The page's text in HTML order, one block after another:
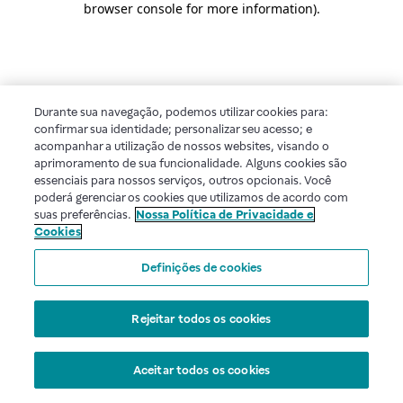
browser console for more information).
Durante sua navegação, podemos utilizar cookies para:
confirmar sua identidade; personalizar seu acesso; e
acompanhar a utilização de nossos websites, visando o
aprimoramento de sua funcionalidade. Alguns cookies são
essenciais para nossos serviços, outros opcionais. Você
poderá gerenciar os cookies que utilizamos de acordo com
suas preferências. Nossa Política de Privacidade e
Cookies
Definições de cookies
Rejeitar todos os cookies
Aceitar todos os cookies